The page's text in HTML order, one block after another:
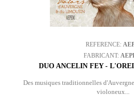
REFERENCE:
FABRICANT:
DUO ANCELIN FEY -
Des musiques traditionnelles
violoneux...